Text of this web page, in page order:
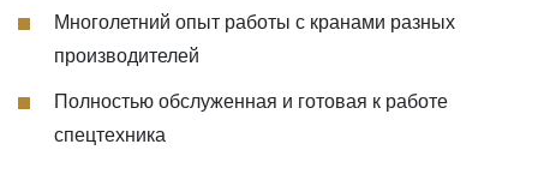
Многолетний опыт работы с кранами разных
производителей
Полностью обслуженная и готовая к работе
спецтехника